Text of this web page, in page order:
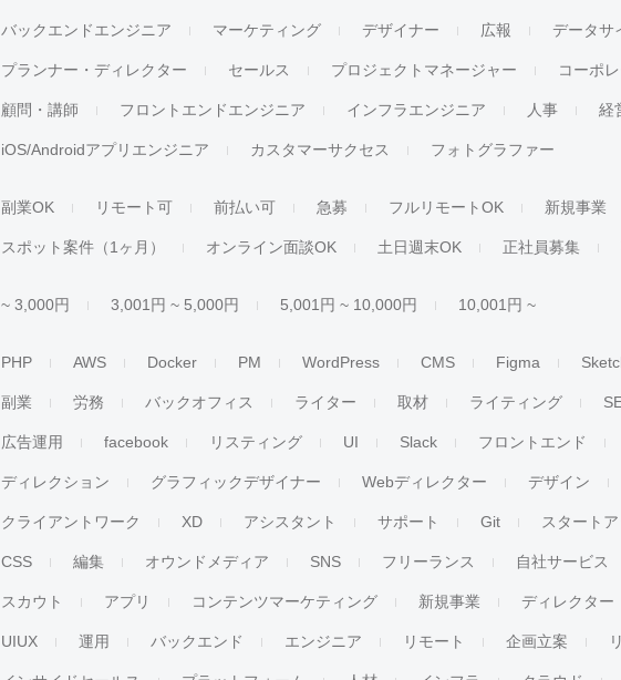
バックエンドエンジニア マーケティング デザイナー 広報 データサ
プランナー・ディレクター セールス プロジェクトマネージャー コーポ
顧問・講師 フロントエンドエンジニア インフラエンジニア 人事 経
iOS/Androidアプリエンジニア カスタマーサクセス フォトグラファー
副業OK リモート可 前払い可 急募 フルリモートOK 新規事業
スポット案件（1ヶ月） オンライン面談OK 土日週末OK 正社員募集
~ 3,000円 3,001円 ~ 5,000円 5,001円 ~ 10,000円 10,001円 ~
PHP AWS Docker PM WordPress CMS Figma
副業 労務 バックオフィス ライター 取材 ライティング
広告運用 facebook リスティング UI Slack フロントエンド
ディレクション グラフィックデザイナー Webディレクター デザイン
クライアントワーク XD アシスタント サポート Git スタート
CSS 編集 オウンドメディア SNS フリーランス 自社サービス
スカウト アプリ コンテンツマーケティング 新規事業 ディレクター
UIUX 運用 バックエンド エンジニア リモート 企画立案